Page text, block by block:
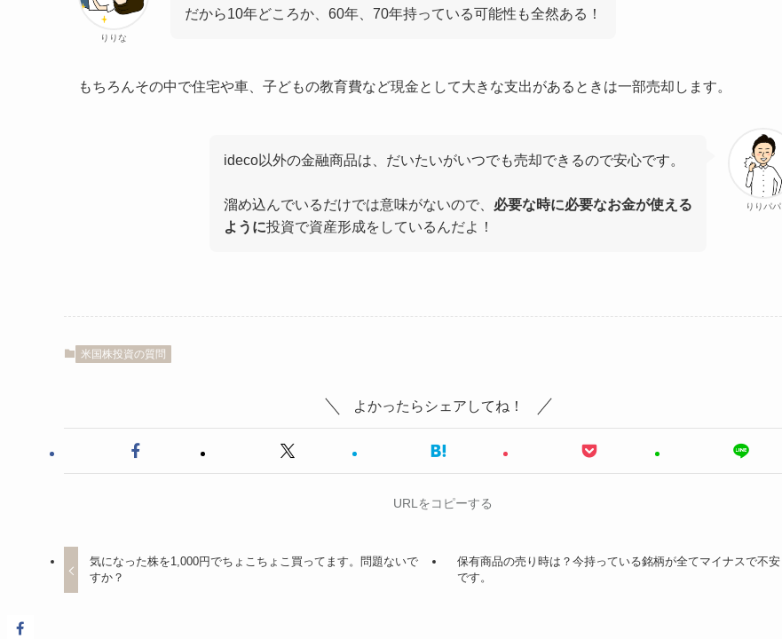
りりな
だから10年どころか、60年、70年持っている可能性も全然ある！
もちろんその中で住宅や車、子どもの教育費など現金として大きな支出があるときは一部売却します。
りりパパ
ideco以外の金融商品は、だいたいがいつでも売却できるので安心です。
溜め込んでいるだけでは意味がないので、 必要な時に必要なお金が使える
ように投資で資産形成をしているんだよ！
米国株投資の質問
よかったらシェアしてね！
URLをコピーする
気になった株を1,000円でちょこちょこ買ってます。問題ないで
すか？
保有商品の売り時は？今持っている銘柄が全てマイナスで不安
です。